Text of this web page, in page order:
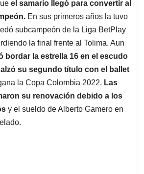
el samario llegó para convertir al
En sus primeros años la tuvo
subcampeón de la Liga BetPlay
la final frente al Tolima. Aun
bordar la estrella 16 en el escudo
su segundo título con el ballet
la Copa Colombia 2022. Las
su renovación debido a los
y el sueldo de Alberto Gamero en